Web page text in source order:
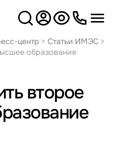
Версия
для слабовидящих
центр > Статьи ИМЭС>
образование
второе